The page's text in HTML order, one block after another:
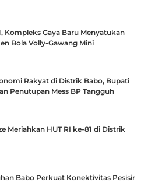
Kompleks Gaya Baru Menyatukan
Bola Volly-Gawang Mini
Rakyat di Distrik Babo, Bupati
Penutupan Mess BP Tangguh
Meriahkan HUT RI ke-81 di Distrik
Babo Perkuat Konektivitas Pesisir